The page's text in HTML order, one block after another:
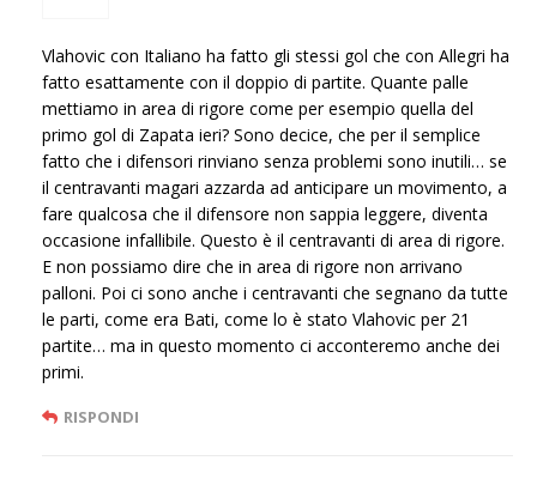
Vlahovic con Italiano ha fatto gli stessi gol che con Allegri ha
fatto esattamente con il doppio di partite. Quante palle
mettiamo in area di rigore come per esempio quella del
primo gol di Zapata ieri? Sono decice, che per il semplice
fatto che i difensori rinviano senza problemi sono inutili… se
il centravanti magari azzarda ad anticipare un movimento, a
fare qualcosa che il difensore non sappia leggere, diventa
occasione infallibile. Questo è il centravanti di area di rigore.
E non possiamo dire che in area di rigore non arrivano
palloni. Poi ci sono anche i centravanti che segnano da tutte
le parti, come era Bati, come lo è stato Vlahovic per 21
partite… ma in questo momento ci acconteremo anche dei
primi.
RISPONDI